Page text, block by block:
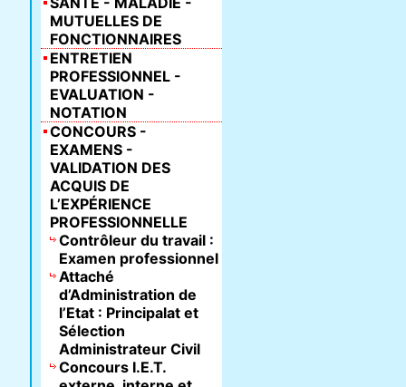
MUTUELLES DE
FONCTIONNAIRES
ENTRETIEN
PROFESSIONNEL -
EVALUATION -
NOTATION
CONCOURS -
EXAMENS -
VALIDATION DES
ACQUIS DE
L’EXPÉRIENCE
PROFESSIONNELLE
Contrôleur du travail :
Examen professionnel
Attaché
d’Administration de
l’Etat : Principalat et
Sélection
Administrateur Civil
Concours I.E.T.